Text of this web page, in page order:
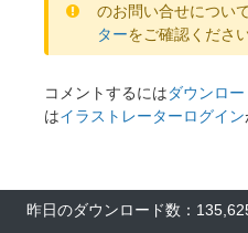
のお問い合せについ
ターをご確認ください
コメントするにはダウンロ
はイラストレーターログイン
昨日のダウンロード数：